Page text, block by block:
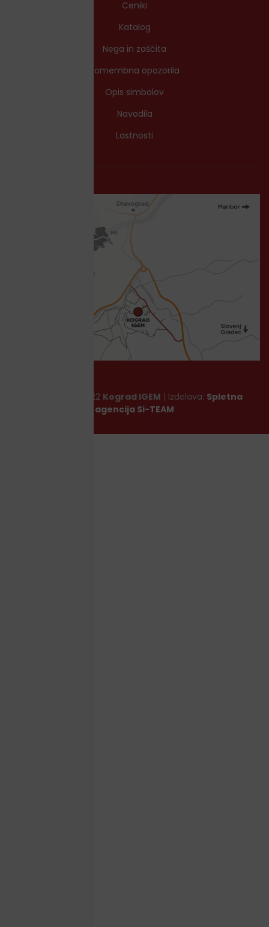
Ceniki
Katalog
Nega in zaščita
Pomembna opozorila
Opis simbolov
Navodila
Lastnosti
Copyright © 2022 Kograd IGEM | Izdelava: Spletna
agencija Si-TEAM